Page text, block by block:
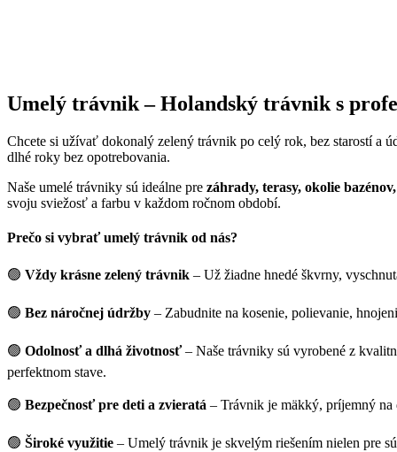
Umelý trávnik – Holandský trávnik s
Chcete si užívať dokonalý zelený trávnik po celý rok, bez starostí a
dlhé roky bez opotrebovania.
Naše umelé trávniky sú ideálne pre záhrady, terasy, okolie
svoju sviežosť a farbu v každom ročnom období.
Prečo si vybrať umelý trávnik od nás?
🟢 Vždy krásne zelený trávnik – Už žiadne hnedé škvrny,
🟢 Bez náročnej údržby – Zabudnite na kosenie, polievanie,
🟢 Odolnosť a dlhá životnosť– Naše trávniky sú vyrobené z
perfektnom stave.
🟢 Bezpečnosť pre deti a zvieratá – Trávnik je mäkký, príjemný na
🟢 Široké využitie – Umelý trávnik je skvelým riešením nielen pre